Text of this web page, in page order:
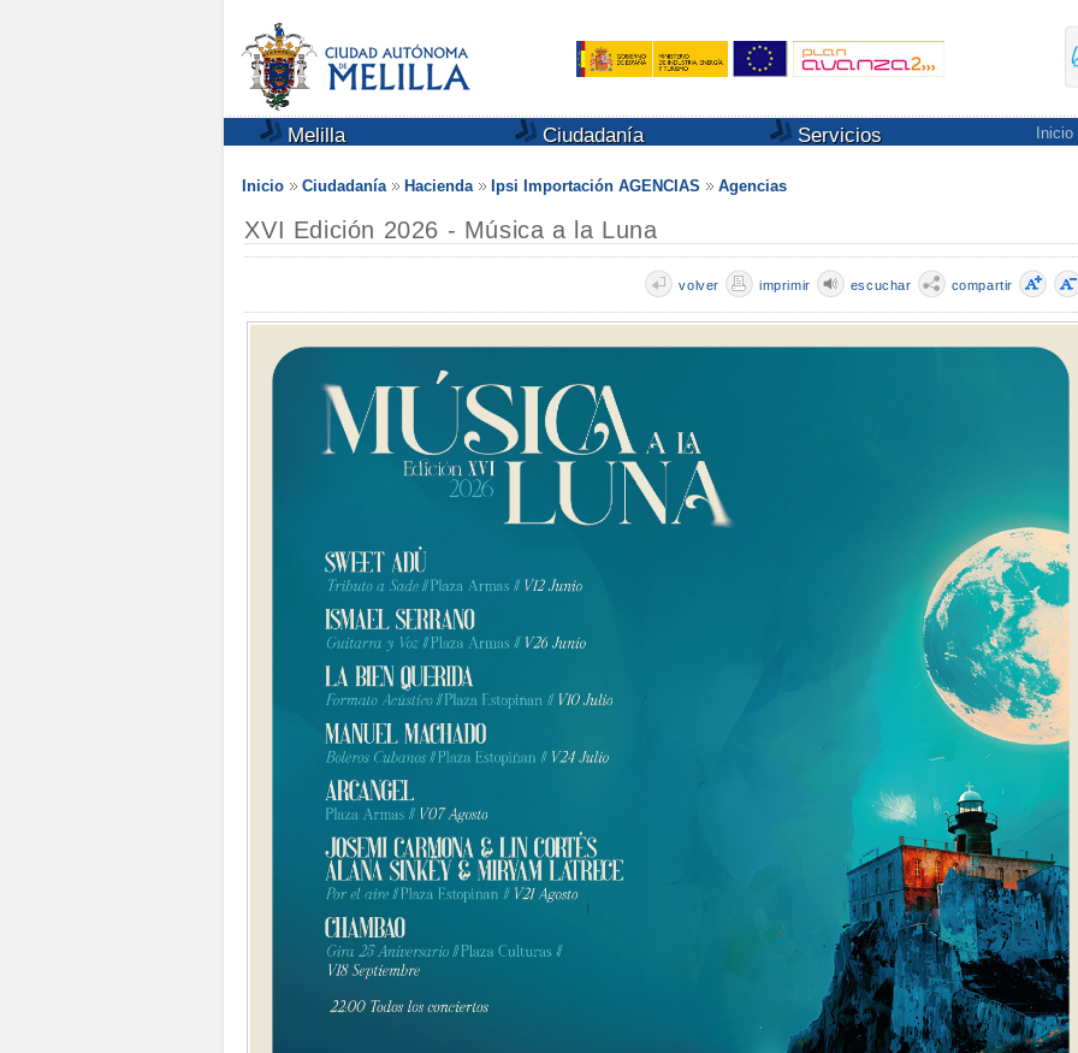
Melilla Ciudadanía Servicios Inicio
Inicio Ciudadanía Hacienda Ipsi Importación AGENCIAS Agencias
XVI Edición 2026 - Música a la Luna
compartir
escuchar
imprimir
volver